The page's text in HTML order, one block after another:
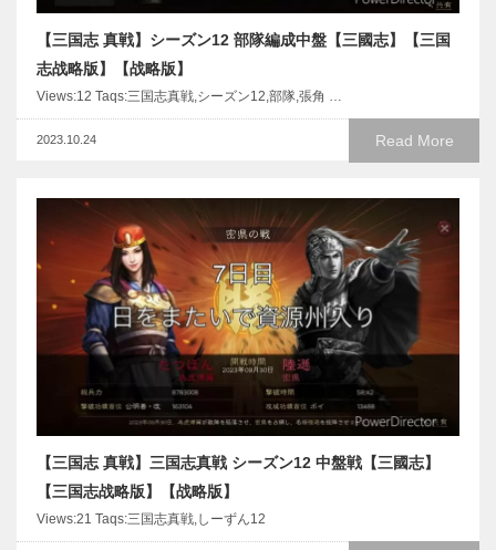
【三国志 真戦】シーズン12 部隊編成中盤【三國志】【三国
志战略版】【战略版】
Views:12 Taqs:三国志真戦,シーズン12,部隊,張角 …
Read More
2023.10.24
【三国志 真戦】三国志真戦 シーズン12 中盤戦【三國志】
【三国志战略版】【战略版】
Views:21 Taqs:三国志真戦,しーずん12